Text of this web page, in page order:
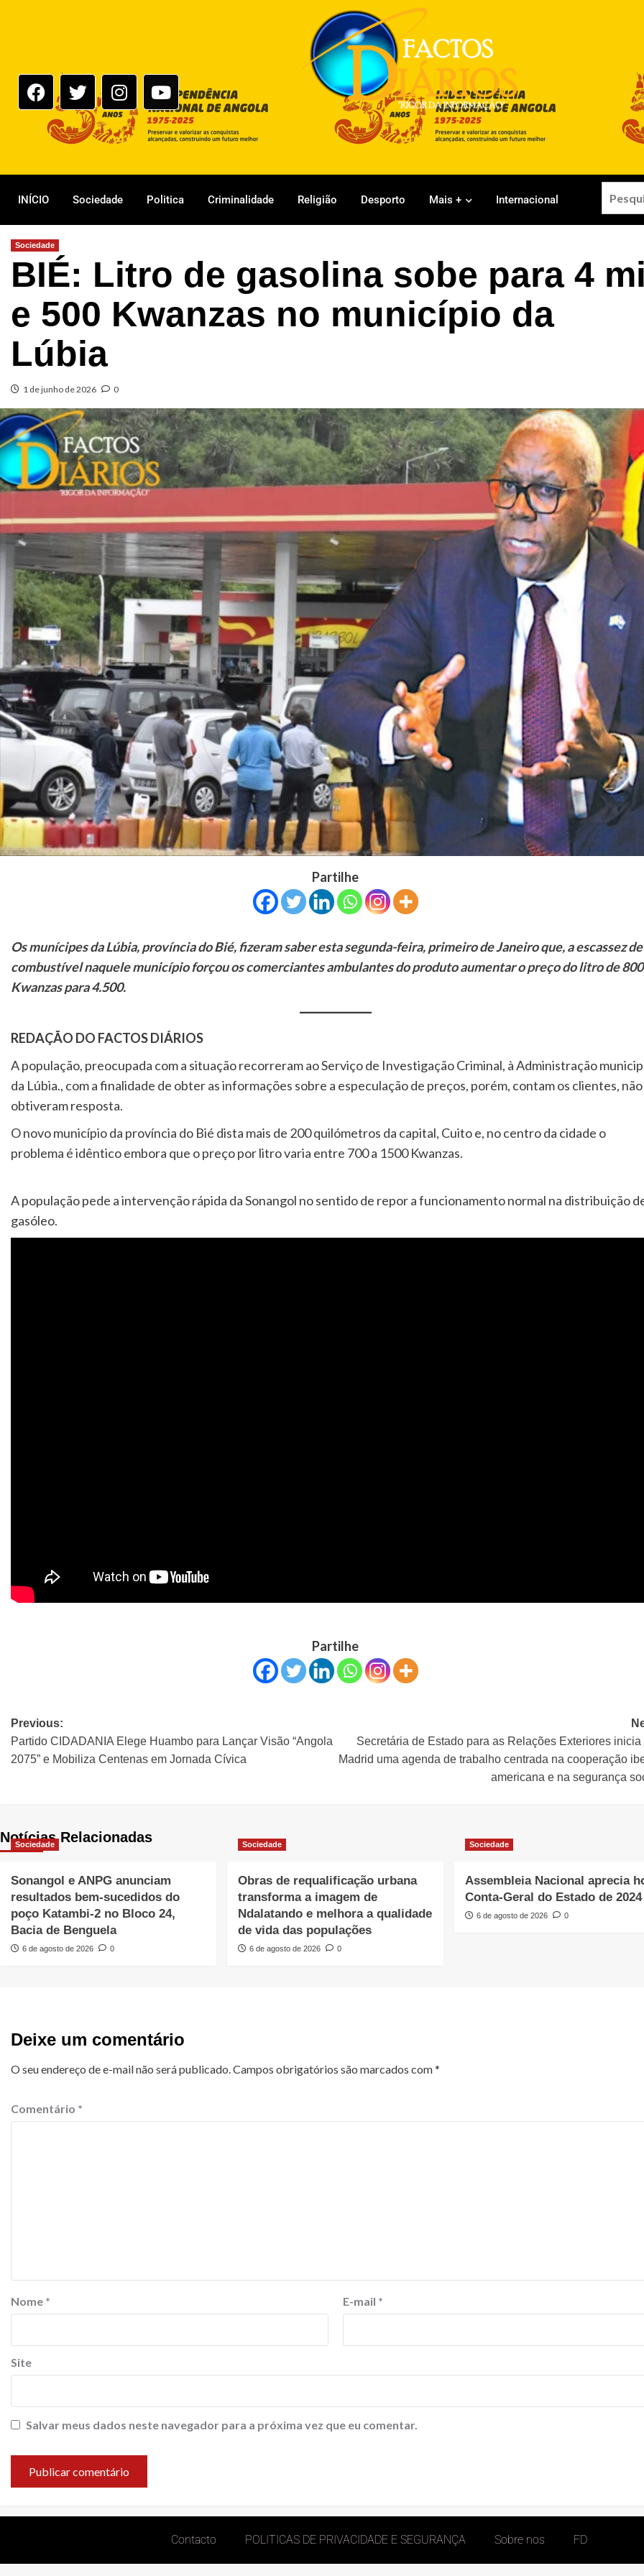
INÍCIO Sociedade Politica Criminalidade Religião Desporto Mais + Internacional
Sociedade
BIÉ: Litro de gasolina sobe para 4
e 500 Kwanzas no município da
Lúbia
1 de junho de 2026 0
Partilhe
Os munícipes da Lúbia, província do Bié, fizeram saber esta segunda-feira, primeiro de Janeiro que, a escassez de
combustível naquele município forçou os comerciantes ambulantes do produto aumentar o preço do litro de 800
Kwanzas para 4.500.
REDAÇÃO DO FACTOS DIÁRIOS
A população, preocupada com a situação recorreram ao Serviço de Investigação Criminal, à Administração
da Lúbia., com a finalidade de obter as informações sobre a especulação de preços, porém, contam os clientes, não
obtiveram resposta.
O novo município da província do Bié dista mais de 200 quilómetros da capital, Cuito e, no centro da cidade o
problema é idêntico embora que o preço por litro varia entre 700 a 1500 Kwanzas.
A população pede a intervenção rápida da Sonangol no sentido de repor a funcionamento normal na distribuição
gasóleo.
Partilhe
Previous:
Partido CIDADANIA Elege Huambo para Lançar Visão “Angola
2075” e Mobiliza Centenas em Jornada Cívica
Secretária de Estado para as Relações Exteriores inicia
Madrid uma agenda de trabalho centrada na cooperação
americana e na segurança
Notícias Relacionadas
Sociedade
Sonangol e ANPG anunciam
resultados bem-sucedidos do
poço Katambi-2 no Bloco 24,
Bacia de Benguela
6 de agosto de 2026 0
Sociedade
Obras de requalificação urbana
transforma a imagem de
Ndalatando e melhora a qualidade
de vida das populações
6 de agosto de 2026 0
Sociedade
Assembleia Nacional aprecia
Conta-Geral do Estado de 2024
6 de agosto de 2026 0
Deixe um comentário
O seu endereço de e-mail não será publicado. Campos obrigatórios são marcados com*
Comentário *
Nome * E-mail *
Site
Salvar meus dados neste navegador para a próxima vez que eu comentar.
Contacto POLITICAS DE PRIVACIDADE E SEGURANÇA Sobre nos FD